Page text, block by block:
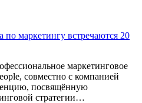
по маркетингу встречаются 20
маркетинговое
совместно с компанией
посвящённую
стратегии…